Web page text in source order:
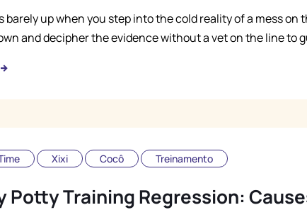
barely up when you step into the cold reality of a mess on
and decipher the evidence without a vet on the line to
Xixi Cocô Treinamento
Potty Training Regression: